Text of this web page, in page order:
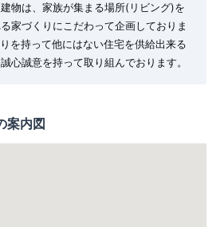
物は、家族が集まる場所(リビング)を
家づくりにこだわって企画しておりま
を持って他にはない住宅を供給出来る
心誠意を持って取り組んでおります。
案内図